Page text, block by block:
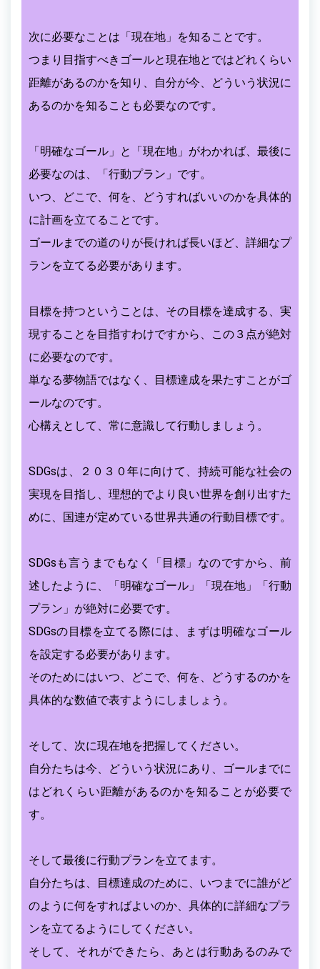
次に必要なことは「現在地」を知ることです。
つまり目指すべきゴールと現在地とではどれくらい
距離があるのかを知り、自分が今、どういう状況に
あるのかを知ることも必要なのです。
「明確なゴール」と「現在地」がわかれば、最後に
必要なのは、「行動プラン」です。
いつ、どこで、何を、どうすればいいのかを具体的
に計画を立てることです。
ゴールまでの道のりが長ければ長いほど、詳細なプ
ランを立てる必要があります。
目標を持つということは、その目標を達成する、実
現することを目指すわけですから、この３点が絶対
に必要なのです。
単なる夢物語ではなく、目標達成を果たすことがゴ
ールなのです。
心構えとして、常に意識して行動しましょう。
SDGsは、２０３０年に向けて、持続可能な社会の
実現を目指し、理想的でより良い世界を創り出すた
めに、国連が定めている世界共通の行動目標です。
SDGsも言うまでもなく「目標」なのですから、前
述したように、「明確なゴール」「現在地」「行動
プラン」が絶対に必要です。
SDGsの目標を立てる際には、まずは明確なゴール
を設定する必要があります。
そのためにはいつ、どこで、何を、どうするのかを
具体的な数値で表すようにしましょう。
そして、次に現在地を把握してください。
自分たちは今、どういう状況にあり、ゴールまでに
はどれくらい距離があるのかを知ることが必要で
す。
そして最後に行動プランを立てます。
自分たちは、目標達成のために、いつまでに誰がど
のように何をすればよいのか、具体的に詳細なプラ
ンを立てるようにしてください。
そして、それができたら、あとは行動あるのみで